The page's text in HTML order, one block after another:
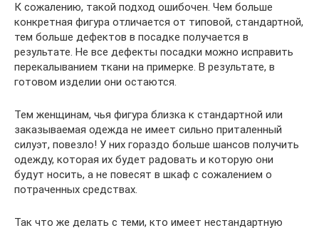
К сожалению, такой подход ошибочен. Чем больше
конкретная фигура отличается от типовой, стандартной,
тем больше дефектов в посадке получается в
результате. Не все дефекты посадки можно исправить
перекалыванием ткани на примерке. В результате, в
готовом изделии они остаются.
Тем женщинам, чья фигура близка к стандартной или
заказываемая одежда не имеет сильно приталенный
силуэт, повезло! У них гораздо больше шансов получить
одежду, которая их будет радовать и которую они
будут носить, а не повесят в шкаф с сожалением о
потраченных средствах.
Так что же делать с теми, кто имеет нестандартную